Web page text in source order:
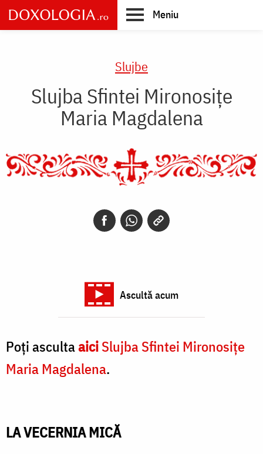
Skip
to
main
Meniu
Slujbe
Slujba Sfintei Mironosițe
Maria Magdalena
Ascultă acum
Poți ascultaaiciSlujba Sfintei Mironosițe
Maria Magdalena.
LA VECERNIA MICĂ